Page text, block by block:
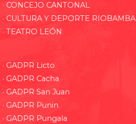
· CONCEJO CANTONAL
· CULTURA Y DEPORTE RIOBAMBA
· TEATRO LEÓN
· GADPR Licto
· GADPR Cacha
· GADPR San Juan
· GADPR Punin
· GADPR Pungala